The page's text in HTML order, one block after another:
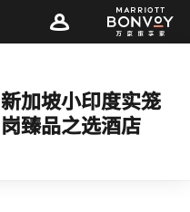
新加坡小印度实笼
岗臻品之选酒店